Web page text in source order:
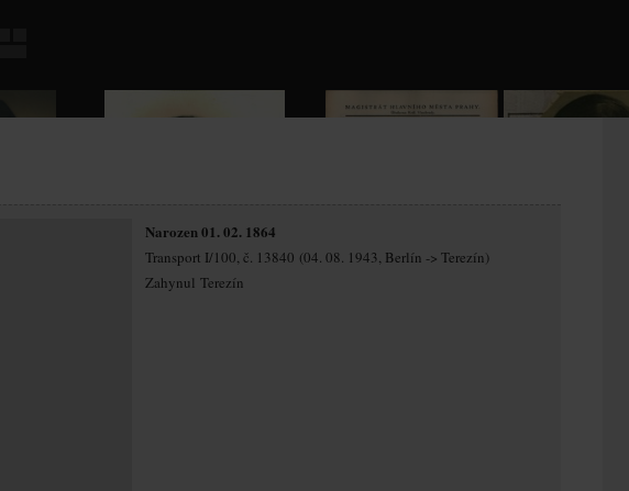
Narozen 01. 02. 1864
Transport I/100, č. 13840 (04. 08. 1943, Berlín -> Terezín)
Zahynul Terezín